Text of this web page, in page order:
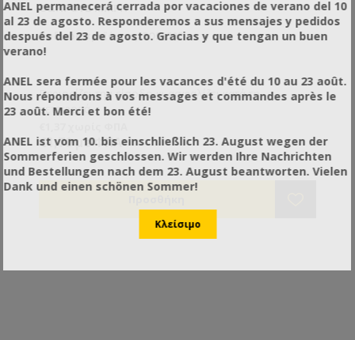
ΟΔΗΓΟΎΣ ΜΙΚΡΉ
Κωδικός προϊόντος: PO51502
Περιορίζει την είσοδο κι ασφαλίζει κατά τη
μεταφορά.
€1,70 με ΦΠΑ
ANEL permanecerá cerrada por vacaciones de verano del 10
al 23 de agosto. Responderemos a sus mensajes y pedidos
después del 23 de agosto. Gracias y que tengan un buen
verano!
ANEL sera fermée pour les vacances d'été du 10 au 23 août.
Nous répondrons à vos messages et commandes après le
23 août. Merci et bon été!
ANEL ist vom 10. bis einschließlich 23. August wegen der
Sommerferien geschlossen. Wir werden Ihre Nachrichten
und Bestellungen nach dem 23. August beantworten. Vielen
Dank und einen schönen Sommer!